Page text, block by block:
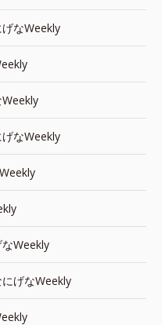
なWeekly
なWeekly
Weekly
げなWeekly